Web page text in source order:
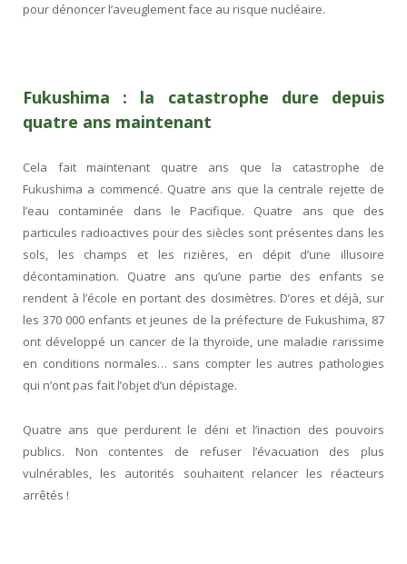
pour dénoncer l’aveuglement face au risque nucléaire.
Fukushima : la catastrophe dure depuis
quatre ans maintenant
Cela fait maintenant quatre ans que la catastrophe de
Fukushima a commencé. Quatre ans que la centrale rejette de
l’eau contaminée dans le Pacifique. Quatre ans que des
particules radioactives pour des siècles sont présentes dans les
sols, les champs et les rizières, en dépit d’une illusoire
décontamination. Quatre ans qu’une partie des enfants se
rendent à l’école en portant des dosimètres. D’ores et déjà, sur
les 370 000 enfants et jeunes de la préfecture de Fukushima, 87
ont développé un cancer de la thyroïde, une maladie rarissime
en conditions normales… sans compter les autres pathologies
qui n’ont pas fait l’objet d’un dépistage.
Quatre ans que perdurent le déni et l’inaction des pouvoirs
publics. Non contentes de refuser l’évacuation des plus
vulnérables, les autorités souhaitent relancer les réacteurs
arrêtés !